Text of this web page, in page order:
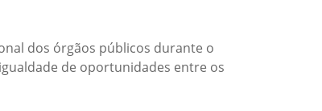
dos órgãos públicos durante o
de oportunidades entre os